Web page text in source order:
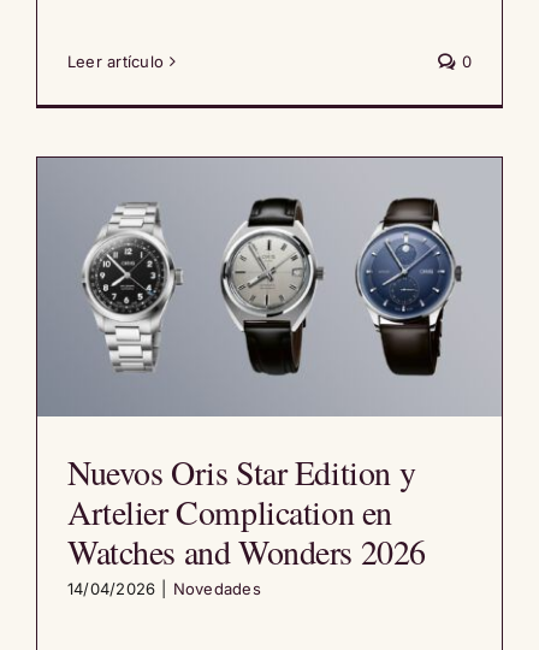
Leer artículo 0
Nuevos Oris Star Edition y
Artelier Complication en
Watches and Wonders 2026
14/04/2026 Novedades